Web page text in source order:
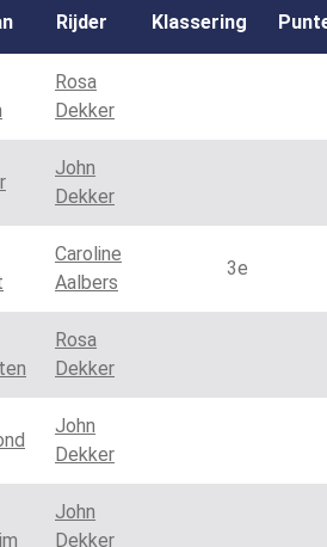
Rijder Klassering
Rosa
Dekker
John
Dekker
Caroline
Aalbers
3e
Rosa
Dekker
John
Dekker
John
Dekker